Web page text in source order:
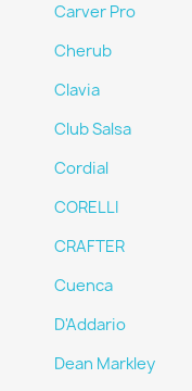
Carver Pro
Cherub
Clavia
Club Salsa
Cordial
CORELLI
CRAFTER
Cuenca
D'Addario
Dean Markley